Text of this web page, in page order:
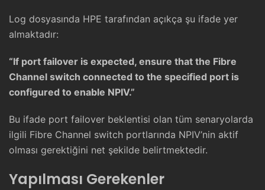
Log dosyasında HPE tarafından açıkça şu ifade yer
almaktadır:
“If port failover is expected, ensure that the Fibre
Channel switch connected to the specified port is
configured to enable NPIV.”
Bu ifade port failover beklentisi olan tüm senaryolarda
ilgili Fibre Channel switch portlarında NPIV’nin aktif
olması gerektiğini net şekilde belirtmektedir.
Yapılması Gerekenler